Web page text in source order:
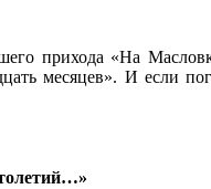
прихода «На
месяцев». И если